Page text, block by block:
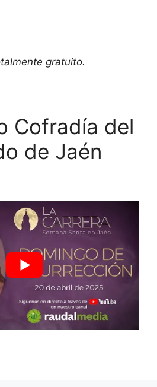
gratuito.
Cofradía del
de Jaén